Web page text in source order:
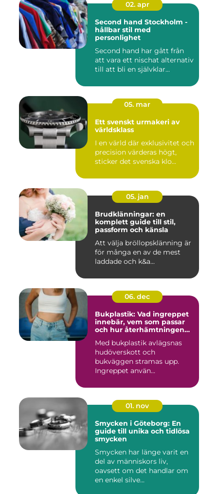
02. apr
Second hand Stockholm -
hållbar stil med
personlighet
Second hand har gått från
att vara ett nischat alternativ
till att bli en självklar...
05. mar
Ett svenskt urmakeri av
världsklass
I en värld där exklusivitet och
precision värderas högt,
sticker det svenska klo...
05. jan
Brudklänningar: en
komplett guide till stil,
passform och känsla
Att välja bröllopsklänning är
för många en av de mest
laddade och k&a...
06. dec
Bukplastik: Vad ingreppet
innebär, vem som passar
och hur återhämtningen
Med bukplastik avlägsnas
hudöverskott och
bukväggen stramas upp.
Ingreppet använ...
01. nov
Smycken i Göteborg: En
guide till unika och tidlösa
smycken
Smycken har länge varit en
del av människors liv,
oavsett om det handlar om
en enkel silve...